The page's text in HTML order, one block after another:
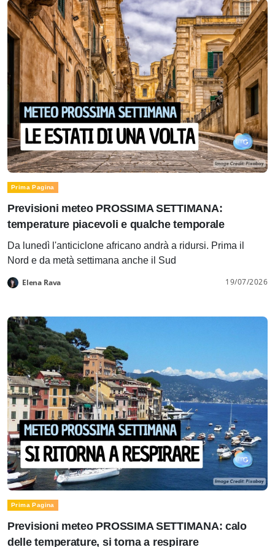
Prima Pagina
Previsioni meteo PROSSIMA SETTIMANA:
temperature piacevoli e qualche temporale
Da lunedì l'anticiclone africano andrà a ridursi. Prima il
Nord e da metà settimana anche il Sud
Elena Rava 19/07/2026
Prima Pagina
Previsioni meteo PROSSIMA SETTIMANA: calo
delle temperature, si torna a respirare